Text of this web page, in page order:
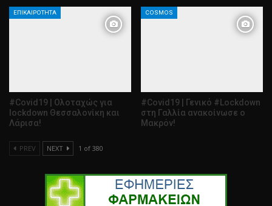
ΕΠΙΚΑΙΡΌΤΗΤΑ
#Covid19 | Ολοταχώς για
lockdown Θεσσαλονίκη και
Λάρισα!
COSMOS
#Covid19 | Γενικό #Lockdown
στη Γαλλία ανακοίνωσε ο
Μακρόν!
PREV NEXT 1 of 380